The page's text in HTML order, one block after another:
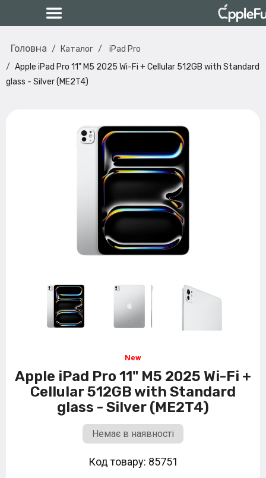
Головна Каталог
iPad Pro
Apple iPad Pro 11" M5 2025 Wi-Fi + Cellular 512GB with Standard
glass - Silver (ME2T4)
Apple iPad Pro 11" M5 2025 Wi-Fi +
Cellular 512GB with Standard
glass - Silver (ME2T4)
Немає в наявності
Код товару: 85751